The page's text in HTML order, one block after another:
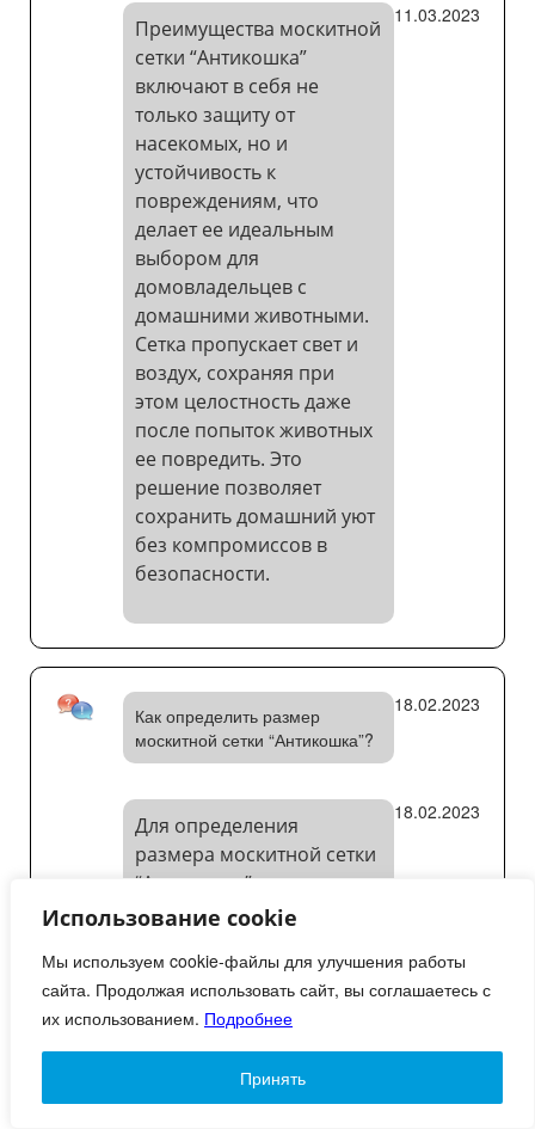
Использование cookie
Мы используем cookie-файлы для улучшения работы
сайта. Продолжая использовать сайт, вы соглашаетесь с
их использованием. Подробнее
Принять
Преимущества москитной
сетки “Антикошка”
включают в себя не
только защиту от
насекомых, но и
устойчивость к
повреждениям, что
делает ее идеальным
выбором для
домовладельцев с
домашними животными.
Сетка пропускает свет и
воздух, сохраняя при
этом целостность даже
после попыток животных
ее повредить. Это
решение позволяет
сохранить домашний уют
без компромиссов в
безопасности.
11.03.2023
Как определить размер
москитной сетки “Антикошка”?
18.02.2023
Для определения
размера москитной сетки
“Антикошка” измерьте
габариты окна и
который будет на
несколько сантиметров
больше по каждой
стороне для обеспечения
надежного крепления.
Важно выбрать размер
18.02.2023